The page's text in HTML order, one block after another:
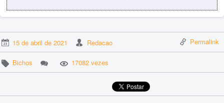
15 de abril de 2021 Redacao Permalink
Bichos 17082 vezes